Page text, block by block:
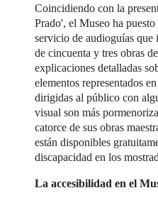
Coincidiendo con la
Prado', el Museo ha
servicio de audioguías
de cincuenta y tres obras
explicaciones detalladas
elementos representados
dirigidas al público con
visual son más
catorce de sus obras
están disponibles
discapacidad en los
La accesibilidad en el